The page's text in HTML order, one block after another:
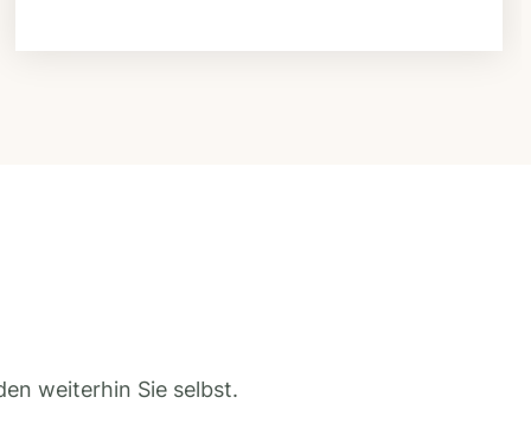
weiterhin Sie selbst.